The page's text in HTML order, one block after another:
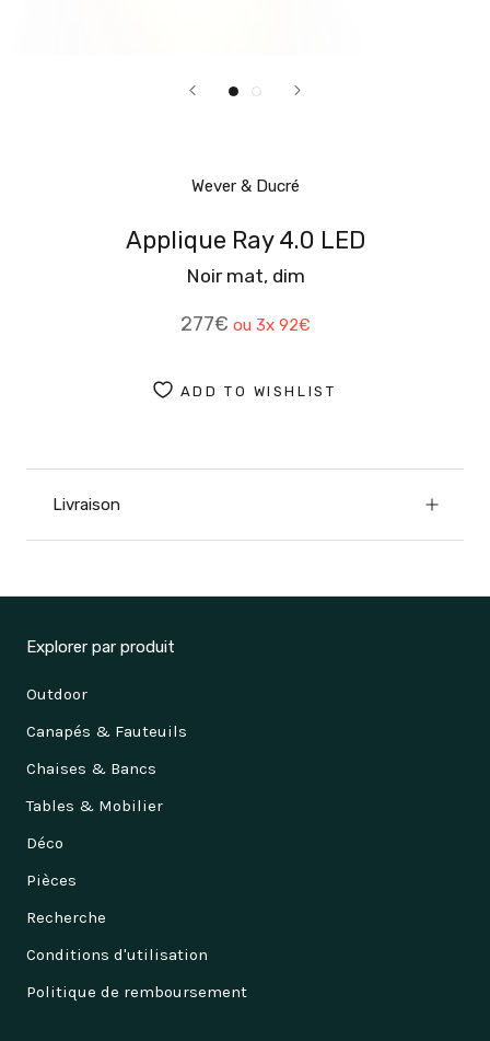
Wever & Ducré
Applique Ray 4.0 LED
Noir mat, dim
277€ ou 3x 92€
ADD TO WISHLIST
Livraison
Explorer par produit
Outdoor
Canapés & Fauteuils
Chaises & Bancs
Tables & Mobilier
Déco
Pièces
Recherche
Conditions d'utilisation
Politique de remboursement